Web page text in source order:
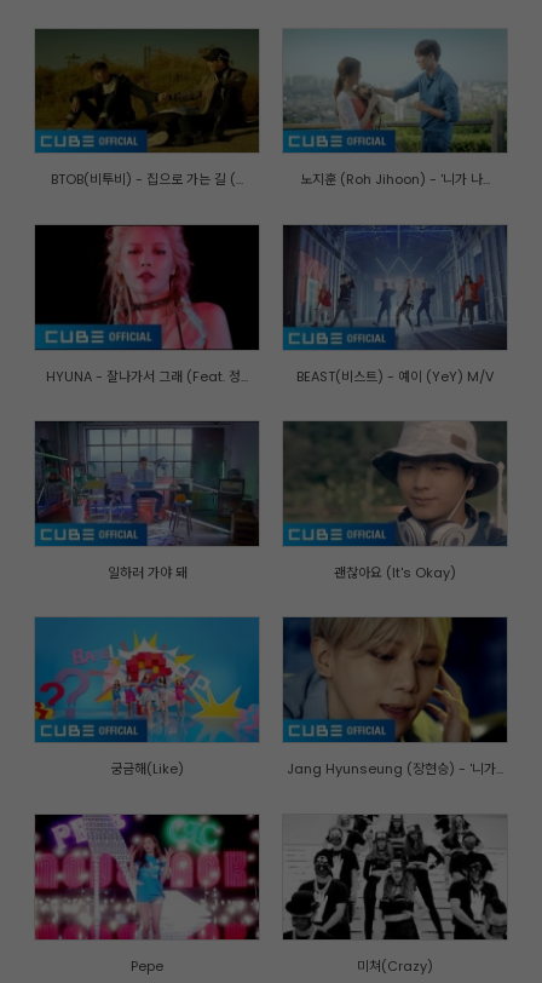
BTOB(비투비) - 집으로 가는 길 (... 노지훈 (Roh Jihoon) - '니가 나...
HYUNA - 잘나가서 그래 (Feat. 정... BEAST(비스트) - 예이 (YeY) M/V
일하러 가야 돼 괜찮아요 (It's Okay)
궁금해(Like) Jang Hyunseung (장현승) - '니가...
Pepe 미쳐(Crazy)